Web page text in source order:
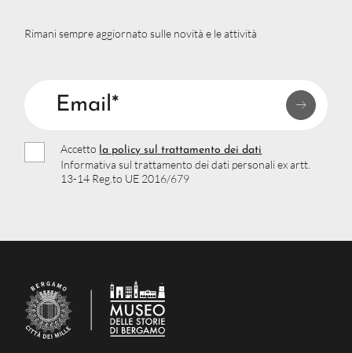
Rimani sempre aggiornato sulle novità e le attività
Email*
Accetto la policy sul trattamento dei dati
Informativa sul trattamento dei dati personali ex artt.
13-14 Reg.to UE 2016/679